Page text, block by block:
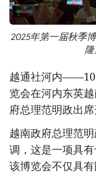
2025年第一届秋季
越通社河内——10
览会在河内东英
府总理范明政出席
越南政府总理范
调，这是一项具
该博览会不仅具